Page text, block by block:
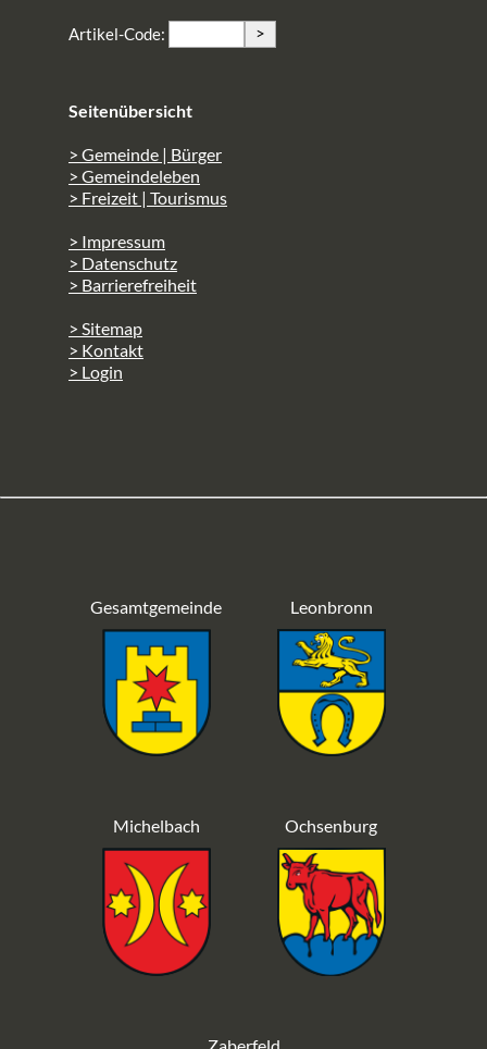
Artikel-Code: >
Seitenübersicht
> Gemeinde | Bürger
> Gemeindeleben
> Freizeit | Tourismus
> Impressum
> Datenschutz
> Barrierefreiheit
> Sitemap
> Kontakt
> Login
Gesamtgemeinde Leonbronn
Michelbach Ochsenburg